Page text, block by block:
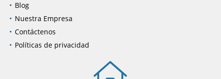
Blog
Nuestra Empresa
Contáctenos
Políticas de privacidad